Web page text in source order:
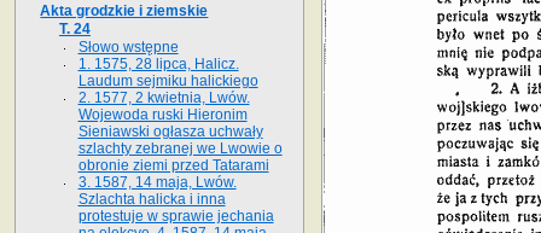
Akta grodzkie i ziemskie
T. 24
Słowo wstępne
1. 1575, 28 lipca, Halicz.
Laudum sejmiku halickiego
2. 1577, 2 kwietnia, Lwów.
Wojewoda ruski Hieronim
Sieniawski ogłasza uchwały
szlachty zebranej we Lwowie o
obronie ziemi przed Tatarami
3. 1587, 14 maja, Lwów.
Szlachta halicka i inna
protestuje w sprawie jechania